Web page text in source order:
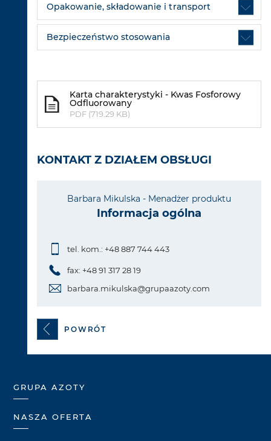
Opakowanie, składowanie i transport
Bezpieczeństwo stosowania
Karta charakterystyki - Kwas Fosforowy
Odfluorowany
PDF (719.29 KB)
KONTAKT Z DZIAŁEM OBSŁUGI
Barbara Mikulska - Menadżer produktu
Informacja ogólna
tel. kom.: +48 887 744 443
fax: +48 91 317 28 19
barbara.mikulska@grupaazoty.com
POWRÓT
GRUPA AZOTY
NASZA OFERTA